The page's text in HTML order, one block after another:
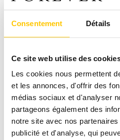
Consentement Détails
Ce site web utilise des
Les cookies nous permettent
et les annonces, d'offrir des
médias sociaux et d'analyser
partageons également des
notre site avec nos
publicité et d'analyse, qui